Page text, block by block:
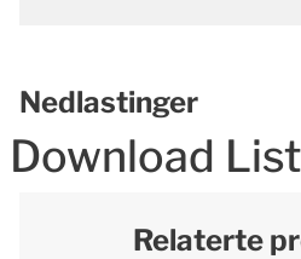
Nedlastinger
Download
Relaterte